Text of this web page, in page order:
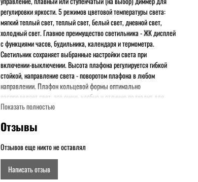
регулировки яркости. 5 режимов цветовой температуры света:
мягкий теплый свет, теплый свет, белый свет, дневной свет,
холодный свет. Главное преимущество светильника - ЖК дисплей
с функциями часов, будильника, календаря и термометра.
Светильник сохраняет выбранные настройки света при
включении-выключении. Высота плафона регулируется гибкой
стойкой, направление света - поворотом плафона в любом
направлении. Плафон кольцевой формы оптимально
распределяет свет, это очень удобно и отлично подходит для
мелкой ручной работы.
Показать полностью
Отзывы
Отзывов еще никто не оставлял
Написать отзыв